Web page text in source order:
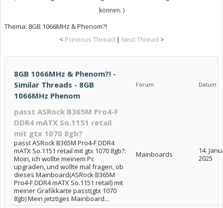
können. )
Thema: 8GB 1066MHz & Phenom?!
< Previous Thread | Next Thread >
8GB 1066MHz & Phenom?! -
Similar Threads - 8GB
1066MHz Phenom
Forum Datum
passt ASRock B365M Pro4-F
DDR4 mATX So.1151 retail
mit gtx 1070 8gb?
passt ASRock B365M Pro4-F DDR4
mATX So.1151 retail mit gtx 1070 8gb?:
Moin, ich wollte meinem Pc
upgraden, und wollte mal fragen, ob
dieses Mainboard(ASRock B365M
Pro4-F DDR4 mATX So.1151 retail) mit
meiner Grafikkarte passt(gtx 1070
8gb) Mein jetztiges Mainboard...
Mainboards
14.
2025